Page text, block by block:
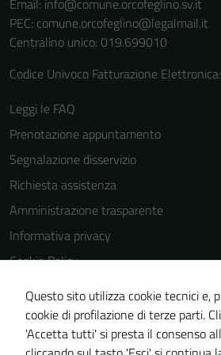
PEC: comune.orcofeglino@legalmail.it
Centralino unico: 019.699010
Codice Univoco Fatturazione
Leggi le FAQ
Prenotazione appuntamento
Segnalazione disservizio
Richiesta assistenza
Amministrazione trasparente
Informativa privacy
Cookie Policy
Dichiarazione di accessibilità
Piano di miglioramento del sito
Questo sito utilizza cookie tecnici e,
cookie di profilazione di terze parti.
'Accetta tutti' si presta il consenso